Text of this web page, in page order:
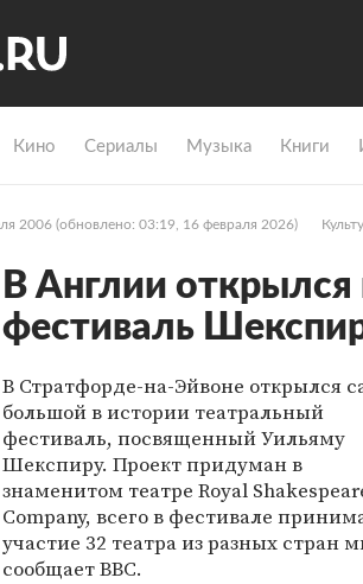
Кино Сериалы Музыка Книги
2006 (обновлено: 03:19, 16 февраля 2026)
В Англии
фестиваль
В Стратфорде-на-Эйвоне открылся
большой в истории театральный
фестиваль, посвященный Уильяму
Шекспиру. Проект придуман в
знаменитом театре Royal
Company, всего в фестивале
участие 32 театра из разных стран
сообщает BBC.